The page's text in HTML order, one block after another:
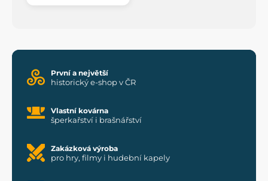
První a největší
historický e-shop v ČR
Vlastní kovárna
šperkařství i brašnářství
Zakázková výroba
pro hry, filmy i hudební kapely